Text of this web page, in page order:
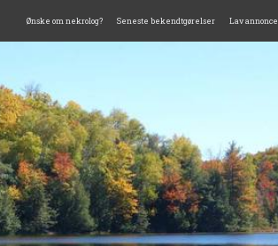
Ønske om nekrolog? Seneste bekendtgørelser Lav annonce